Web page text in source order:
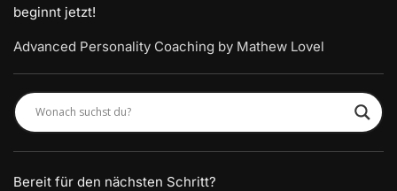
beginnt jetzt!
Advanced Personality Coaching by Mathew Lovel
Bereit für den nächsten Schritt?